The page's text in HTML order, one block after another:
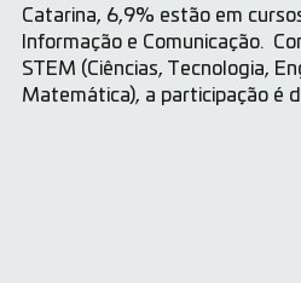
Catarina, 6,9% estão em
Informação e Comunicação.
STEM (Ciências, Tecnologia,
Matemática), a participação é